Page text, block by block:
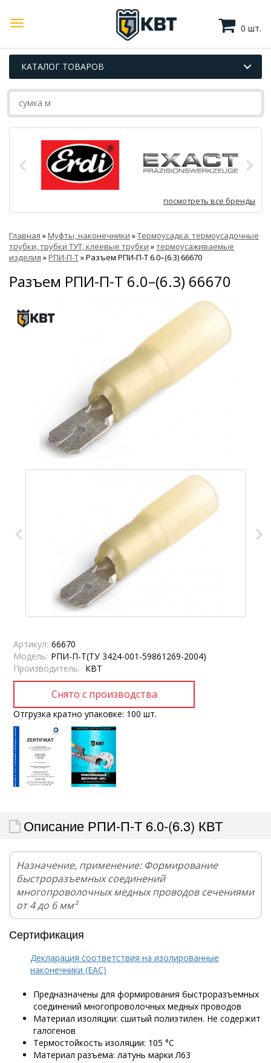
0 шт.
КАТАЛОГ ТОВАРОВ
посмотреть все бренды
Главная »Муфты, наконечники »Термоусадка: термоусадочные
трубки, трубки ТУТ, клеевые трубки »термоусаживаемые
изделия »РПИ-П-Т»Разъем РПИ-П-Т 6.0–(6.3) 66670
Разъем РПИ-П-Т 6.0–(6.3) 66670
Артикул: 66670
Модель: РПИ-П-Т(ТУ 3424-001-59861269-2004)
Производитель: КВТ
Отгрузка кратно упаковке: 100 шт.
Описание РПИ-П-Т 6.0-(6.3) КВТ
Назначение, применение: Формирование
быстроразъемных соединений
многопроволочных медных проводов сечениями
от 4 до 6 мм²
Сертификация
Декларация соответствия на изолированные
наконечники (EAC)
Предназначены для формирования быстроразъемных
соединений многопроволочных медных проводов
Материал изоляции: сшитый полиэтилен. Не содержит
галогенов
Термостойкость изоляции: 105 °C
Материал разъема: латунь марки Л63